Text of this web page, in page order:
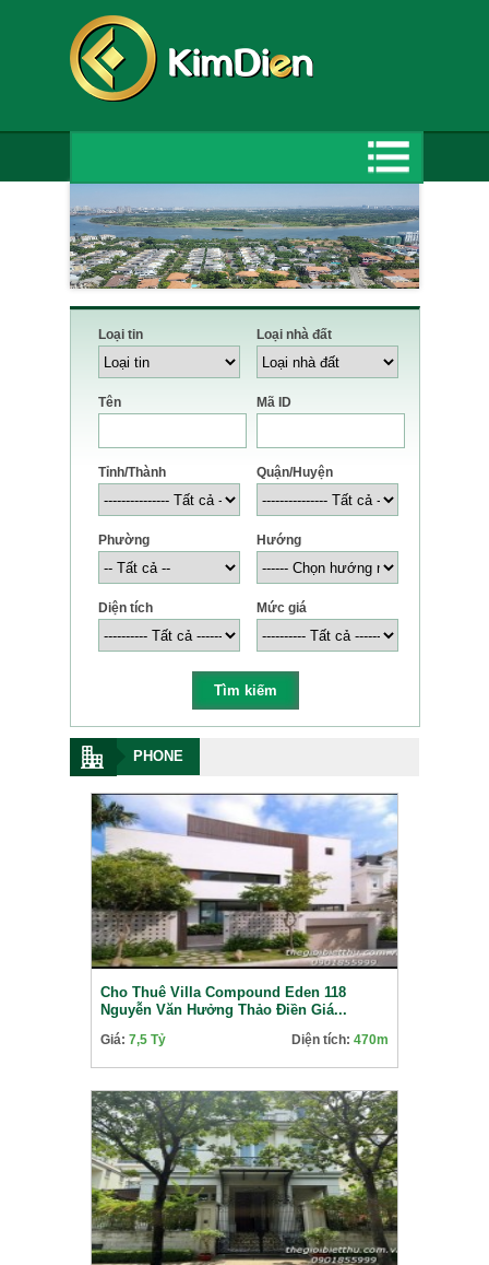
Loại tin Loại nhà đất
Tên Mã ID
Tỉnh/Thành Quận/Huyện
Phường Hướng
Diện tích Mức giá
PHONE
Cho Thuê Villa Compound Eden 118
Nguyễn Văn Hưởng Thảo Điền Giá...
Giá: 7,5 Tỷ Diện tích: 470m